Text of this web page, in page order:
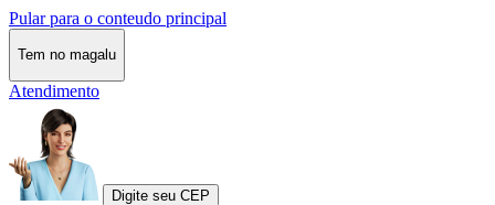
Pular para o conteudo principal
Tem no magalu
Atendimento
Digite seu CEP